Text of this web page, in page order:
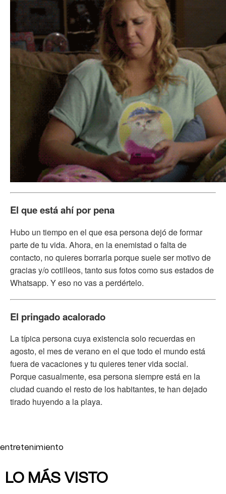
El que está ahí por pena
Hubo un tiempo en el que esa persona dejó de formar
parte de tu vida. Ahora, en la enemistad o falta de
contacto, no quieres borrarla porque suele ser motivo de
gracias y/o cotilleos, tanto sus fotos como sus estados de
Whatsapp. Y eso no vas a perdértelo.
El pringado acalorado
La típica persona cuya existencia solo recuerdas en
agosto, el mes de verano en el que todo el mundo está
fuera de vacaciones y tu quieres tener vida social.
Porque casualmente, esa persona siempre está en la
ciudad cuando el resto de los habitantes, te han dejado
tirado huyendo a la playa.
entretenimiento
LO MÁS VISTO